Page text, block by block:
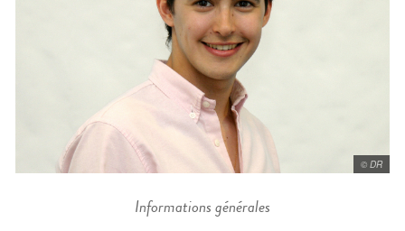
© DR
Informations générales